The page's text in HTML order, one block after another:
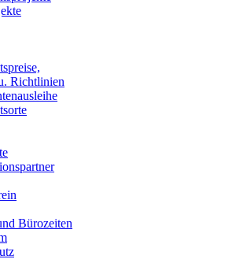
Richtlinien
Bürozeiten